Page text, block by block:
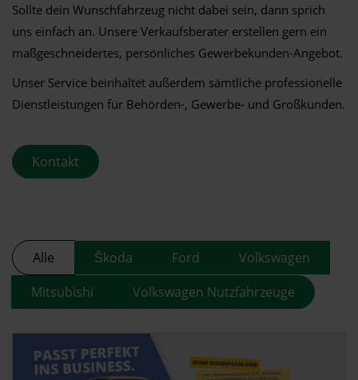
Sollte dein Wunschfahrzeug nicht dabei sein, dann sprich
uns einfach an. Unsere Verkaufsberater erstellen gern ein
maßgeschneidertes, persönliches Gewerbekunden-Angebot.
Unser Service beinhaltet außerdem sämtliche professionelle
Dienstleistungen für Behörden-, Gewerbe- und Großkunden.
Kontakt
Alle Škoda Ford
Volkswagen
Mitsubishi
Volkswagen Nutzfahrzeuge